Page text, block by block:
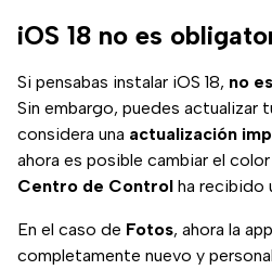
iOS 18 no es
Si pensabas instalar iOS 18, no
Sin embargo, puedes actualizar
considera una actualización
ahora es posible cambiar el
Centro de Control ha recibido
En el caso de Fotos, ahora la
completamente nuevo y